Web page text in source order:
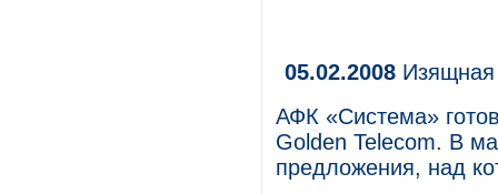
05.02.2008 Изящная
АФК «Система»
Golden Telecom. В
предложения, над